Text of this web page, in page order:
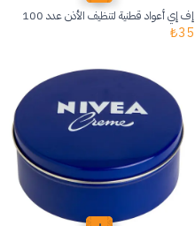
إف إي أعواد قطنية لتنظيف الأذن عدد 100
35
₺